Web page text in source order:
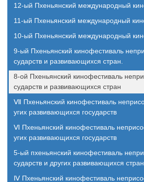
12-ый Пхеньянский международный
11-ый Пхеньянский международный
10-ый Пхеньянский международный
9-ый Пхеньянский кинофестиваль
сударств и развивающихся стран.
8-ой Пхеньянский кинофестиваль
сударств и развивающихся стран
Ⅶ Пхеньянский кинофестиваль
угих развивающихся государств
Ⅵ Пхеньянский кинофестиваль
угих развивающихся государств
5-ый пхеньянский кинофестиваль
сударств и других развивающихся стран
Ⅳ Пхеньянский кинофестиваль